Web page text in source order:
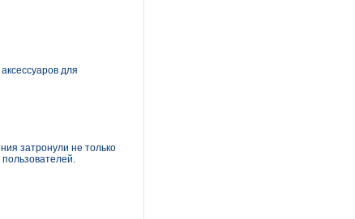
для
затронули не только